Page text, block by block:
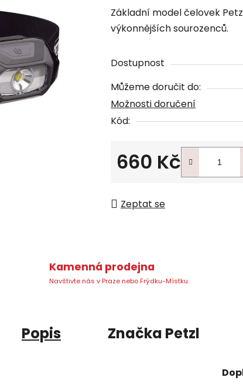
Základní model čelovek
výkonnějších sourozenců.
Dostupnost
Můžeme doručit do:
Možnosti doručení
Kód:
660 Kč
Zeptat se
Kamenná prodejna
Navštivte nás v Praze nebo Frýdku-Místku.
Popis Značka Petzl